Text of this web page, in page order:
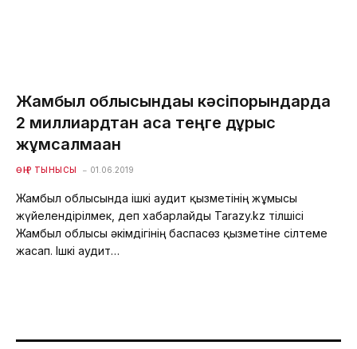
Жамбыл облысындағы кәсіпорындарда
2 миллиардтан аса теңге дұрыс
жұмсалмаған
ӨҢІР ТЫНЫСЫ 01.06.2019
Жамбыл облысында ішкі аудит қызметінің жұмысы
жүйелендірілмек, деп хабарлайды Tarazy.kz тілшісі
Жамбыл облысы әкімдігінің баспасөз қызметіне сілтеме
жасап. Ішкі аудит…